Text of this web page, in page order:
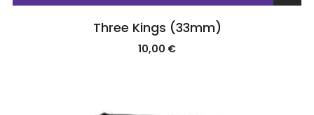
Three Kings (33mm)
10,00 €